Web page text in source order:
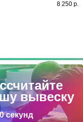
монтаж
8 250 р.
вывеску
секунд